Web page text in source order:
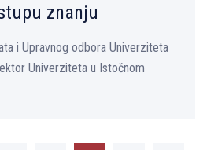
znanju
i Upravnog odbora Univerziteta
Univerziteta u Istočnom